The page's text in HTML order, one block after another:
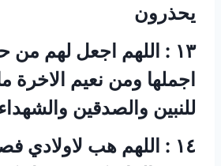
يحذرون
‏١٣ : اللهم اجعل لهم من
اجملها ومن نعيم
للنبين والصدقين
‏١٤ : اللهم هب لاولادي